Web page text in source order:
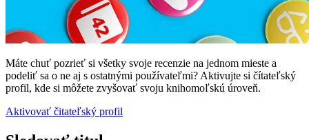
Máte chuť pozrieť si všetky svoje recenzie na jednom mieste a
podeliť sa o ne aj s ostatnými používateľmi? Aktivujte si čítateľský
profil, kde si môžete zvyšovať svoju knihomoľskú úroveň.
Aktivovať čitateľský profil